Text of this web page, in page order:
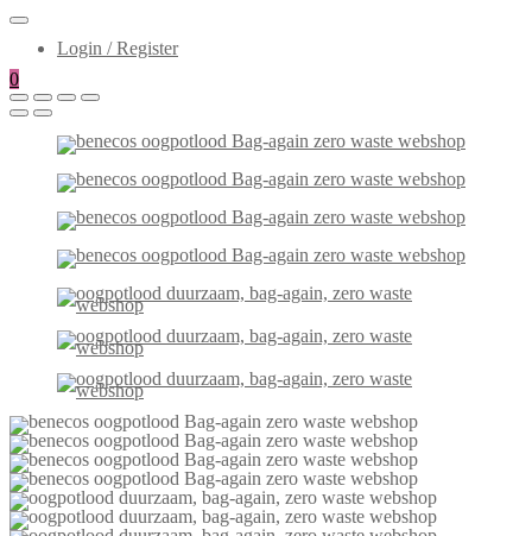
Login / Register
0